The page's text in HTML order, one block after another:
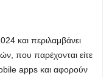
και περιλαμβάνει
που παρέχονται είτε
apps και αφορούν